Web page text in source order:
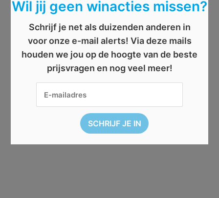
Wil jij geen winacties missen?
Schrijf je net als duizenden anderen in
voor onze e-mail alerts! Via deze mails
houden we jou op de hoogte van de beste
prijsvragen en nog veel meer!